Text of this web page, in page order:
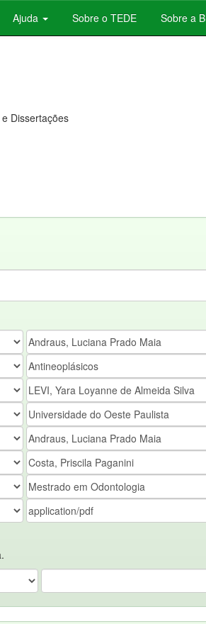
Ajuda Sobre o TEDE Sobre a
Dissertações